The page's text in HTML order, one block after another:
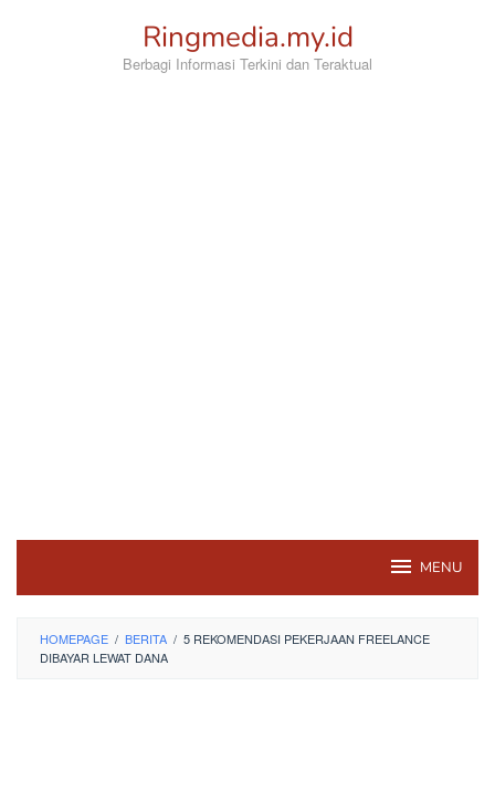
Ringmedia.my.id
Berbagi Informasi Terkini dan Teraktual
MENU
HOMEPAGE / BERITA / 5 REKOMENDASI PEKERJAAN FREELANCE
DIBAYAR LEWAT DANA